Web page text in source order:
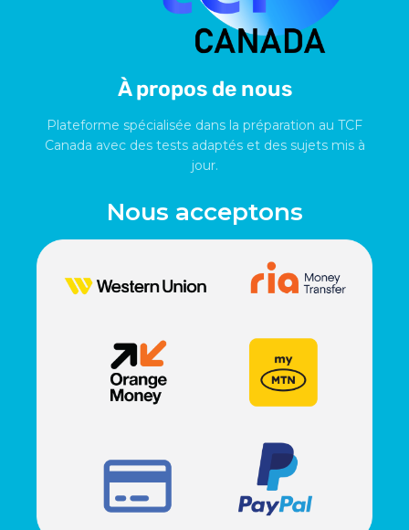
À propos de nous
Plateforme spécialisée dans la préparation au TCF
Canada avec des tests adaptés et des sujets mis à
jour.
Nous acceptons